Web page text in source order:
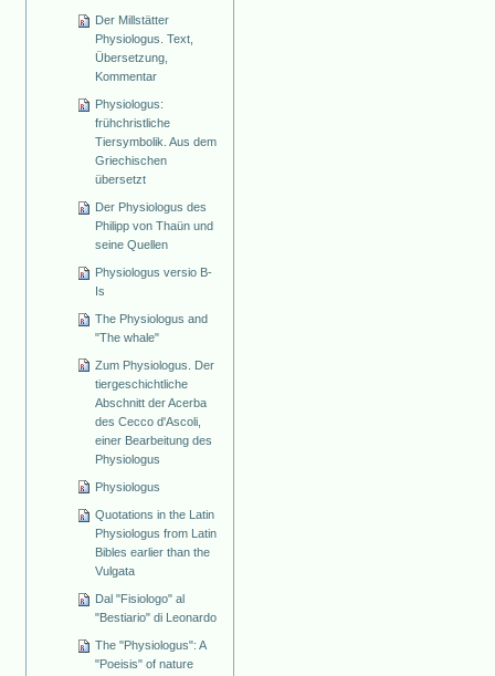
Der Millstätter
Physiologus. Text,
Übersetzung,
Kommentar
Physiologus:
frühchristliche
Tiersymbolik. Aus dem
Griechischen
übersetzt
Der Physiologus des
Philipp von Thaün und
seine Quellen
Physiologus versio B-
Is
The Physiologus and
"The whale"
Zum Physiologus. Der
tiergeschichtliche
Abschnitt der Acerba
des Cecco d'Ascoli,
einer Bearbeitung des
Physiologus
Physiologus
Quotations in the Latin
Physiologus from Latin
Bibles earlier than the
Vulgata
Dal "Fisiologo" al
"Bestiario" di Leonardo
The "Physiologus": A
"Poeisis" of nature